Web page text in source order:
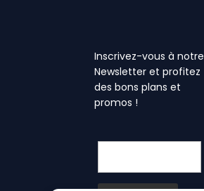
Inscrivez-vous à notre
Newsletter et profitez
des bons plans et
promos !